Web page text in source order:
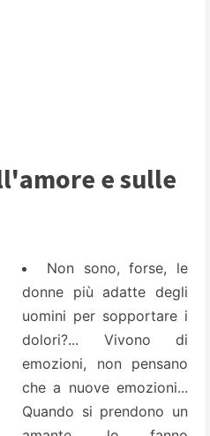
e sulle
Non sono, forse, le
donne più adatte degli
uomini per sopportare i
dolori?... Vivono di
emozioni, non pensano
che a nuove emozioni...
Quando si prendono un